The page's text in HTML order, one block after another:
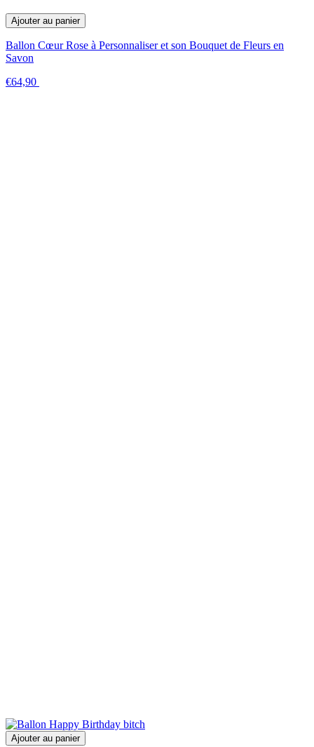
Ajouter au panier
Ballon Cœur Rose à Personnaliser et son Bouquet de Fleurs en
Savon
€64,90
Ajouter au panier